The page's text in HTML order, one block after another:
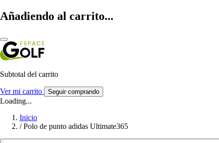
Añadiendo al carrito...
Subtotal del carrito
Ver mi carrito Seguir comprando
Loading...
Inicio
/ Polo de punto adidas Ultimate365